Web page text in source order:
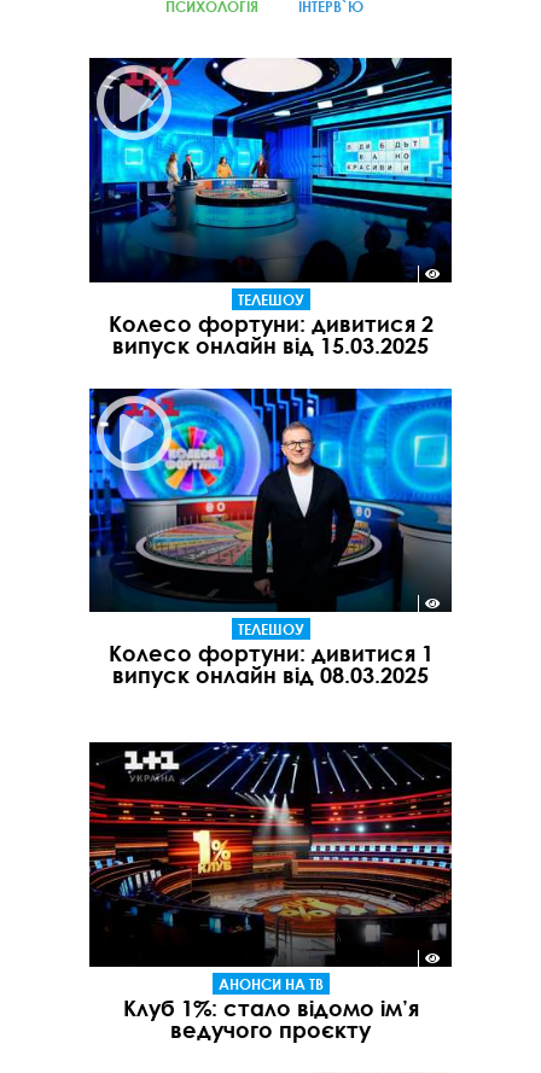
ПСИХОЛОГІЯ ІНТЕРВ`Ю
ТЕЛЕШОУ
Колесо фортуни: дивитися 2
випуск онлайн від 15.03.2025
ТЕЛЕШОУ
Колесо фортуни: дивитися 1
випуск онлайн від 08.03.2025
АНОНСИ НА ТВ
Клуб 1%: стало відомо ім’я
ведучого проєкту